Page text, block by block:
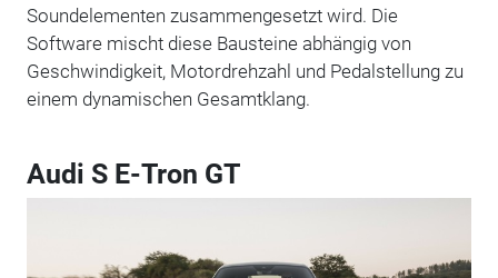
Soundelementen zusammengesetzt wird. Die
Software mischt diese Bausteine abhängig von
Geschwindigkeit, Motordrehzahl und Pedalstellung zu
einem dynamischen Gesamtklang.
Audi S E-Tron GT